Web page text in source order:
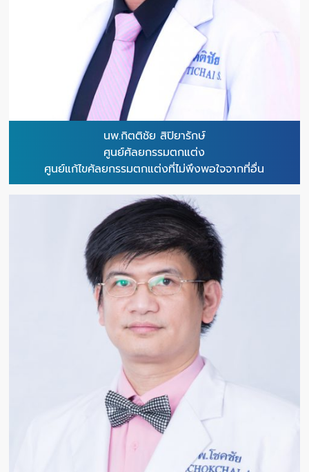
นพ.กิตติชัย สิปิยารักษ์
ศูนย์ศัลยกรรมตกแต่ง
ศูนย์แก้ไขศัลยกรรมตกแต่งที่ไม่พึงพอใจจากที่อื่น